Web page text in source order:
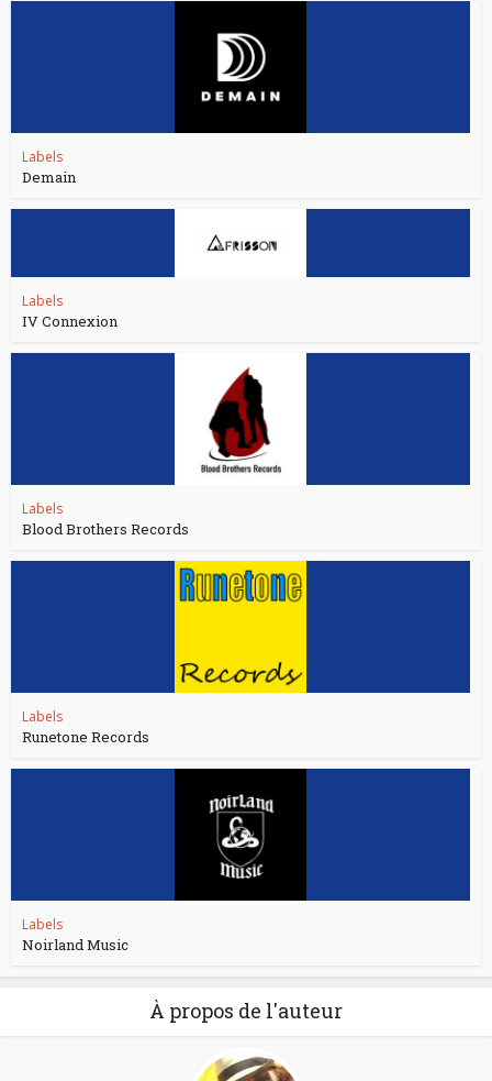
Labels
Demain
Labels
IV Connexion
Labels
Blood Brothers Records
Labels
Runetone Records
Labels
Noirland Music
À propos de l'auteur